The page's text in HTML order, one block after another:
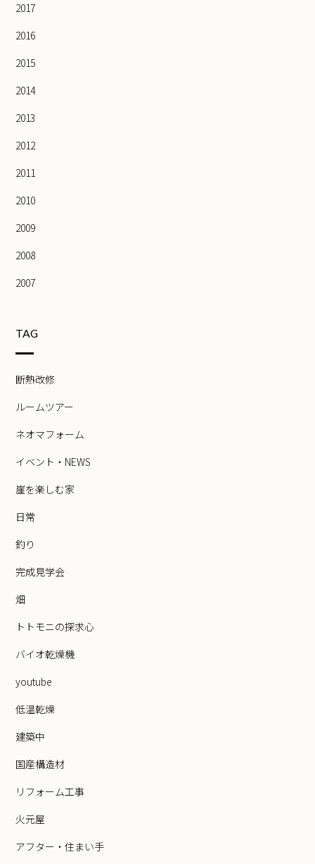
2017
2016
2015
2014
2013
2012
2011
2010
2009
2008
2007
TAG
断熱改修
ルームツアー
ネオマフォーム
イベント・NEWS
崖を楽しむ家
日常
釣り
完成見学会
畑
トトモニの探求心
バイオ乾燥機
youtube
低温乾燥
建築中
国産構造材
リフォーム工事
火元屋
アフター・住まい手